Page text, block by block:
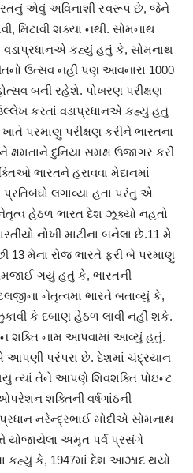
એવું અવિનાશી સ્વરૂપ છે, જેને
મિટાવી શક્યા નથી. સોમનાથ
વડાપ્રધાનએ કહ્યું હતું કે, સોમનાથ
ઉત્સવ નહીં પણ આવનારા 1000
બની રહેશે. પોખરણ પરીક્ષણ
કરતાં વડાપ્રધાનએ કહ્યું હતું
પરમાણુ પરીક્ષણ કરીને ભારતના
ક્ષમતાને દુનિયા સમક્ષ ઉજાગર કરી
ભારતને હરાવવા મેદાનમાં
લગાવ્યા હતા પરંતુ એ
હેઠળ ભારત દેશ ઝૂક્યો નહતો
નોખી માટીના બનેલા છે.11 મે
13 મેના રોજ ભારતે ફરી બે પરમાણુ
સમજાઈ ગયું હતું કે, ભારતની
નેતૃત્વમાં ભારતે બતાવ્યું કે,
કે દબાણ હેઠળ લાવી નહીં શકે.
શક્તિ નામ આપવામાં આવ્યું હતું.
આપણી પરંપરા છે. દેશમાં ચંદ્રયાન
ત્યાં તેને આપણે શિવશક્તિ પોઇન્ટ
શક્તિની વર્ષગાંઠની
નરેન્દ્રભાઈ મોદીએ સોમનાથ
યોજાયેલા અમૃત પર્વ પ્રસંગે
કહ્યું કે, 1947માં દેશ આઝાદ થયો